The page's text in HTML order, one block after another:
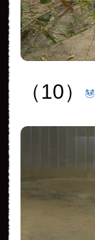
（10）